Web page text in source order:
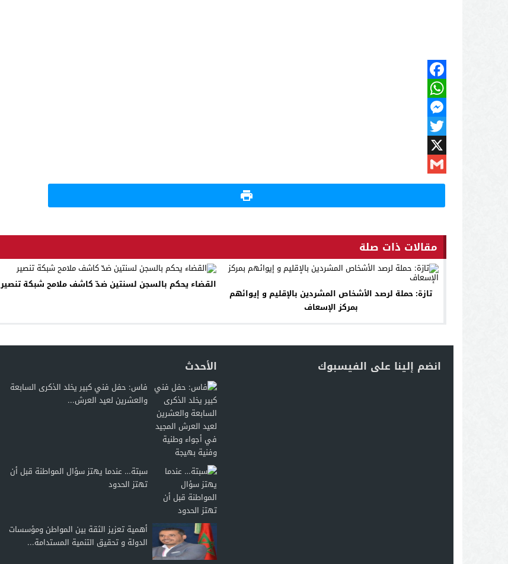
Facebook
WhatsApp
Messenger
Twitter
X
Gmail
مقالات ذات صلة
تازة: حملة لرصد الأشخاص المشردين بالإقليم و إيوائهم
بمركز الإسعاف
القضاء يحكم بالسجن لسنتين ضدّ كاشف ملامح شبكة تنصير
انضم إلينا على الفيسبوك الأحدث
فاس: حفل فني كبير يخلد الذكرى السابعة
والعشرين لعيد العرش...
سبتة… عندما يهتز سؤال المواطنة قبل أن
تهتز الحدود
أهمية تعزيز الثقة بين المواطن ومؤسسات
الدولة و تحقيق التنمية المستدامة...